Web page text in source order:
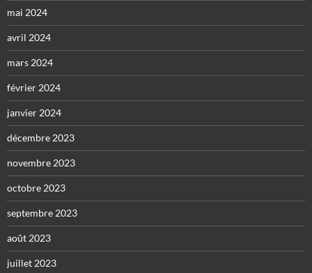
mai 2024
avril 2024
mars 2024
février 2024
janvier 2024
décembre 2023
novembre 2023
octobre 2023
septembre 2023
août 2023
juillet 2023